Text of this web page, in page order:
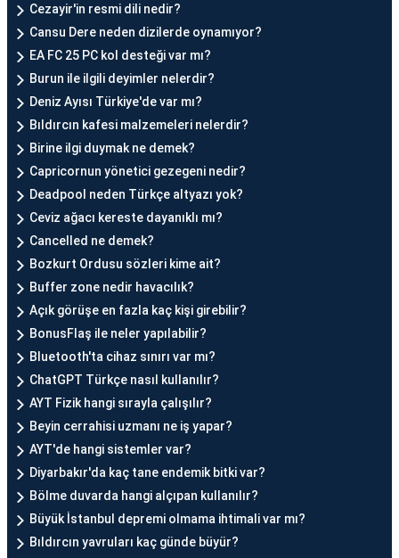
Cezayir'in resmi dili nedir?
Cansu Dere neden dizilerde oynamıyor?
EA FC 25 PC kol desteği var mı?
Burun ile ilgili deyimler nelerdir?
Deniz Ayısı Türkiye'de var mı?
Bıldırcın kafesi malzemeleri nelerdir?
Birine ilgi duymak ne demek?
Capricornun yönetici gezegeni nedir?
Deadpool neden Türkçe altyazı yok?
Ceviz ağacı kereste dayanıklı mı?
Cancelled ne demek?
Bozkurt Ordusu sözleri kime ait?
Buffer zone nedir havacılık?
Açık görüşe en fazla kaç kişi girebilir?
BonusFlaş ile neler yapılabilir?
Bluetooth'ta cihaz sınırı var mı?
ChatGPT Türkçe nasıl kullanılır?
AYT Fizik hangi sırayla çalışılır?
Beyin cerrahisi uzmanı ne iş yapar?
AYT'de hangi sistemler var?
Diyarbakır'da kaç tane endemik bitki var?
Bölme duvarda hangi alçıpan kullanılır?
Büyük İstanbul depremi olmama ihtimali var mı?
Bıldırcın yavruları kaç günde büyür?